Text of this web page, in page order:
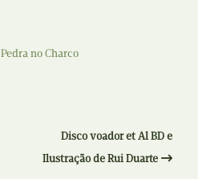
Pedra no Charco
Disco voador et Al BD e
Ilustração de Rui Duarte